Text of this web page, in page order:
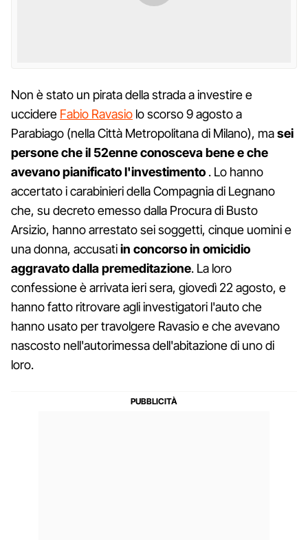
Non è stato un pirata della strada a investire e
uccidere Fabio Ravasio lo scorso 9 agosto a
Parabiago (nella Città Metropolitana di Milano), masei
persone che il 52enne conosceva bene e che
avevano pianificato l'investimento . Lo hanno
accertato i carabinieri della Compagnia di Legnano
che, su decreto emesso dalla Procura di Busto
Arsizio, hanno arrestato sei soggetti, cinque uomini e
una donna, accusatiin concorso in omicidio
aggravato dalla premeditazione. La loro
confessione è arrivata ieri sera, giovedì 22 agosto, e
hanno fatto ritrovare agli investigatori l'auto che
hanno usato per travolgere Ravasio e che avevano
nascosto nell'autorimessa dell'abitazione di uno di
loro.